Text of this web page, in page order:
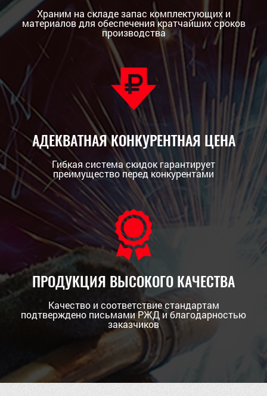
Храним на складе запас комплектующих и
материалов для обеспечения кратчайших сроков
производства
АДЕКВАТНАЯ КОНКУРЕНТНАЯ ЦЕНА
Гибкая система скидок гарантирует
преимущество перед конкурентами
ПРОДУКЦИЯ ВЫСОКОГО КАЧЕСТВА
Качество и соответствие стандартам
подтверждено письмами РЖД и благодарностью
заказчиков